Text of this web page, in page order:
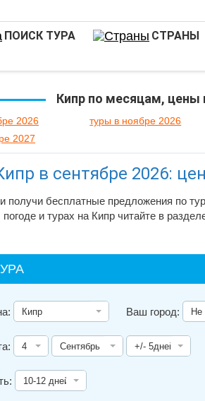
ПОИСК ТУРА СТРАНЫ
Кипр по месяцам, цены
2026 туры в ноябре 2026
2027
в сентябре 2026:
получи бесплатные предложения по
и турах на Кипр читайте в
Ваш город: